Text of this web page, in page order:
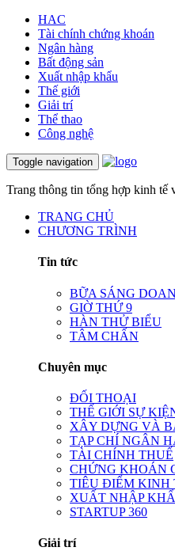
HAC
Tài chính chứng khoán
Ngân hàng
Bất động sản
Xuất nhập khẩu
Thế giới
Giải trí
Thể thao
Công nghệ
Toggle navigation
Trang thông tin tổng hợp kinh tế
TRANG CHỦ
CHƯƠNG TRÌNH
Tin tức
BỮA SÁNG
GIỜ THỨ 9
HÀN THỬ BIỂU
TÂM CHẤN
Chuyên mục
ĐỐI THOẠI
THẾ GIỚI SỰ
XÂY DỰNG VÀ
TẠP CHÍ NGÂN
TÀI CHÍNH THUẾ
CHỨNG KHOÁN
TIÊU ĐIỂM KINH
XUẤT NHẬP
STARTUP 360
Giải trí